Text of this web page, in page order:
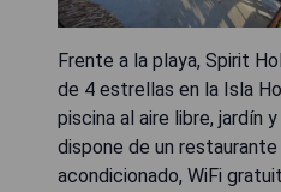
Frente a la playa, Spirit
de 4 estrellas en la Isla
piscina al aire libre, jardín
dispone de un
acondicionado, WiFi